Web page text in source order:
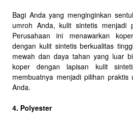
Bagi Anda yang menginginkan
umroh Anda, kulit sintetis menjadi
Perusahaan ini menawarkan
dengan kulit sintetis berkualitas
mewah dan daya tahan yang luar
koper dengan lapisan kulit
membuatnya menjadi pilihan praktis
Anda.
4. Polyester